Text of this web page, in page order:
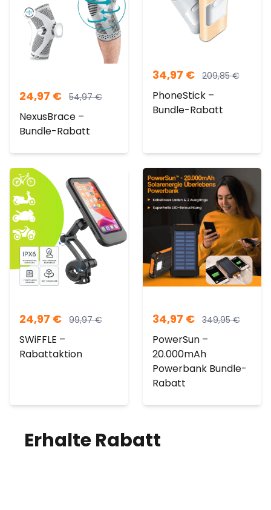
24,97 € 54,97€
NexusBrace –
Bundle-Rabatt
34,97 € 209,85€
PhoneStick –
Bundle-Rabatt
24,97 € 99,97€
SWiFFLE –
Rabattaktion
34,97 € 349,95€
PowerSun –
20.000mAh
Powerbank Bundle-
Rabatt
Erhalte Rabatt